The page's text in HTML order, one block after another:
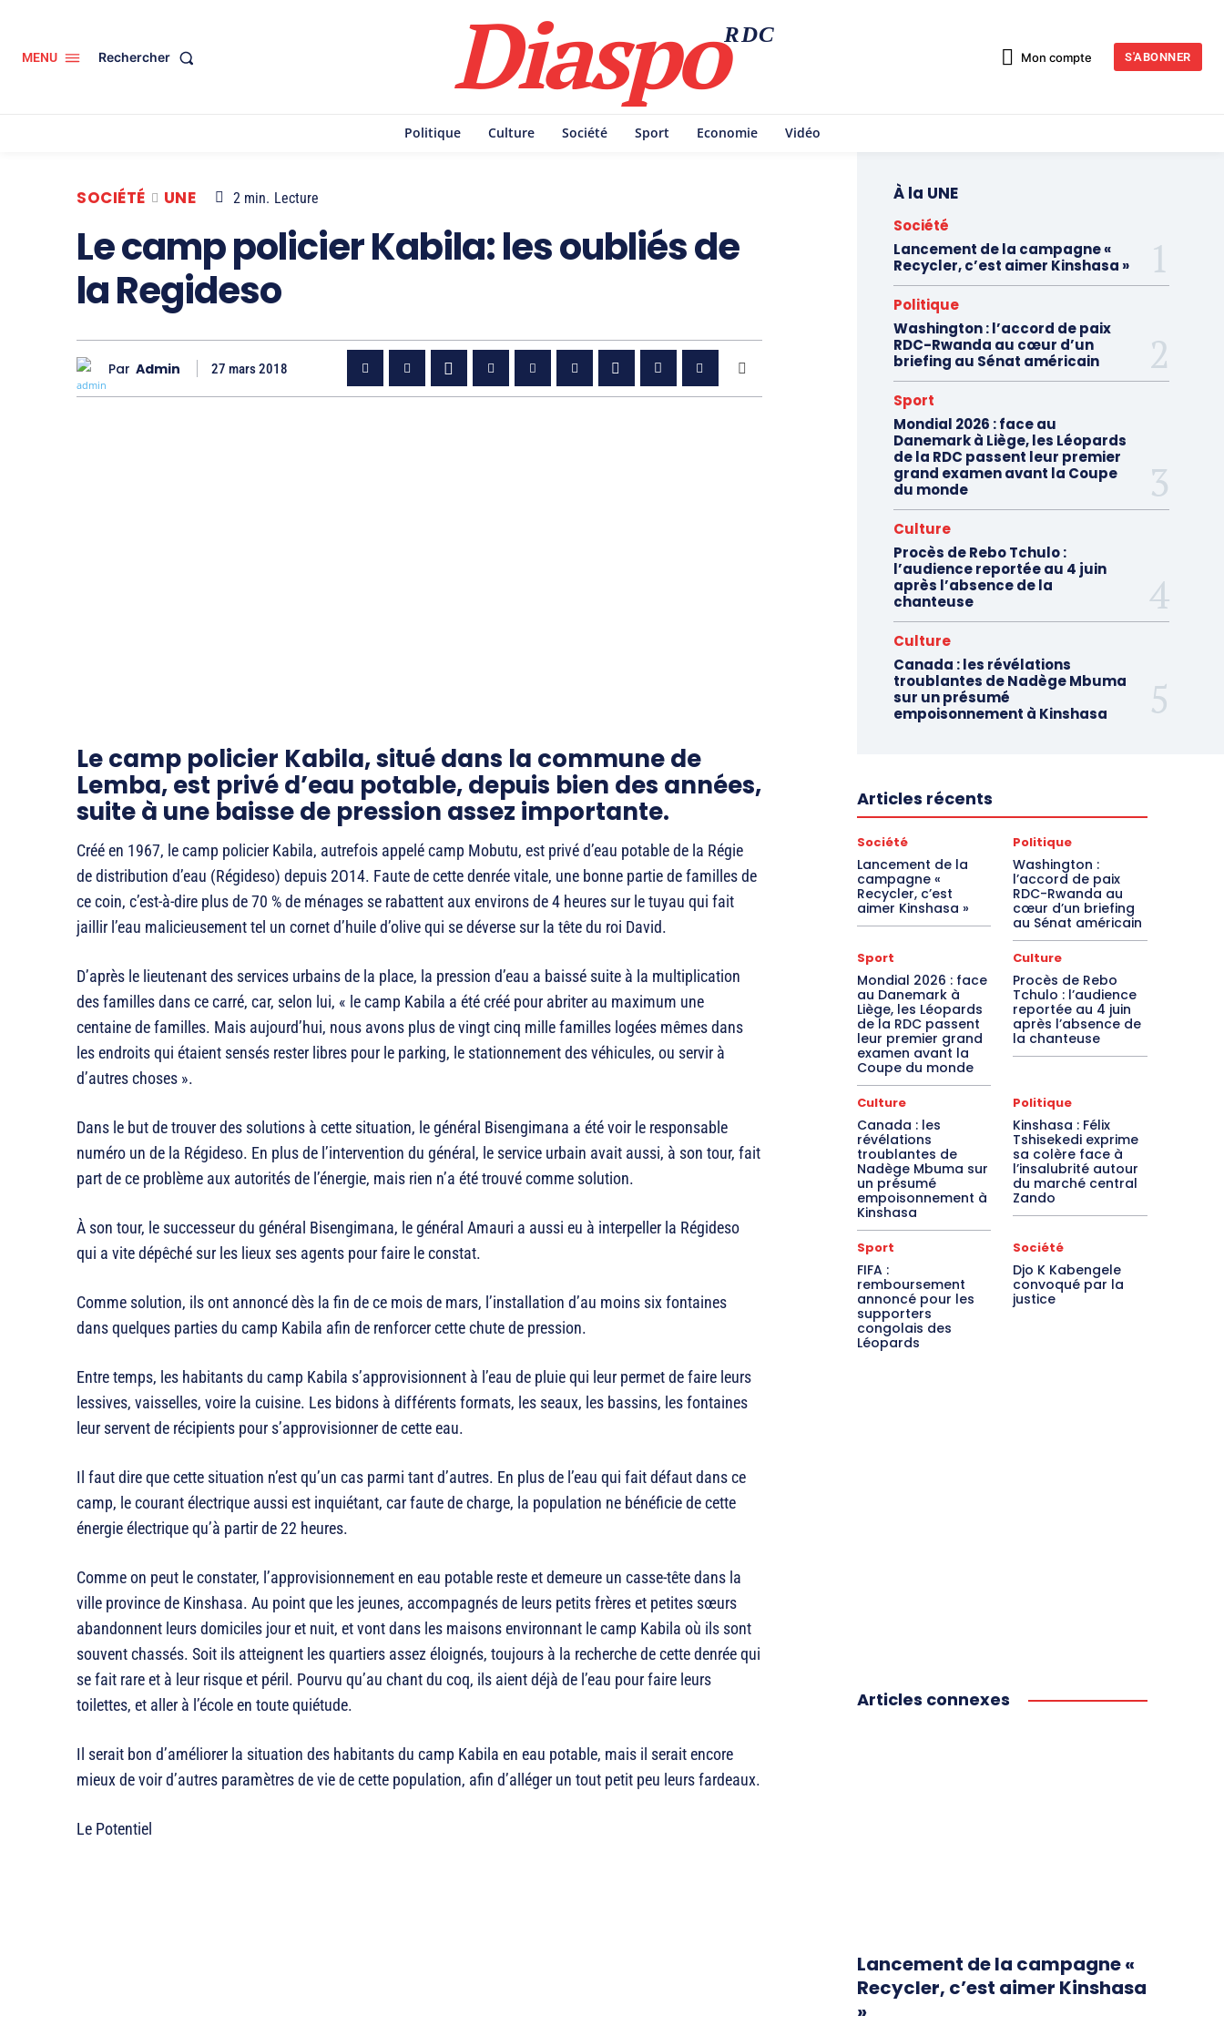
MENU Rechercher DiaspoRDC
Mon compte S'ABONNER
Politique Culture Société Sport Economie Vidéo
SOCIÉTÉ UNE 2 min. Lecture
Le camp policier Kabila: les oubliés de
la Regideso
Par Admin 27 mars 2018
Le camp policier Kabila, situé dans la commune de
Lemba, est privé d’eau potable, depuis bien des années,
suite à une baisse de pression assez importante.
Créé en 1967, le camp policier Kabila, autrefois appelé camp Mobutu, est privé d’eau potable de la Régie
de distribution d’eau (Régideso) depuis 2O14. Faute de cette denrée vitale, une bonne partie de familles de
ce coin, c’est-à-dire plus de 70 % de ménages se rabattent aux environs de 4 heures sur le tuyau qui fait
jaillir l’eau malicieusement tel un cornet d’huile d’olive qui se déverse sur la tête du roi David.
D’après le lieutenant des services urbains de la place, la pression d’eau a baissé suite à la multiplication
des familles dans ce carré, car, selon lui, « le camp Kabila a été créé pour abriter au maximum une
centaine de familles. Mais aujourd’hui, nous avons plus de vingt cinq mille familles logées mêmes dans
les endroits qui étaient sensés rester libres pour le parking, le stationnement des véhicules, ou servir à
d’autres choses ».
Dans le but de trouver des solutions à cette situation, le général Bisengimana a été voir le responsable
numéro un de la Régideso. En plus de l’intervention du général, le service urbain avait aussi, à son tour, fait
part de ce problème aux autorités de l’énergie, mais rien n’a été trouvé comme solution.
À son tour, le successeur du général Bisengimana, le général Amauri a aussi eu à interpeller la Régideso
qui a vite dépêché sur les lieux ses agents pour faire le constat.
Comme solution, ils ont annoncé dès la fin de ce mois de mars, l’installation d’au moins six fontaines
dans quelques parties du camp Kabila afin de renforcer cette chute de pression.
Entre temps, les habitants du camp Kabila s’approvisionnent à l’eau de pluie qui leur permet de faire leurs
lessives, vaisselles, voire la cuisine. Les bidons à différents formats, les seaux, les bassins, les fontaines
leur servent de récipients pour s’approvisionner de cette eau.
Il faut dire que cette situation n’est qu’un cas parmi tant d’autres. En plus de l’eau qui fait défaut dans ce
camp, le courant électrique aussi est inquiétant, car faute de charge, la population ne bénéficie de cette
énergie électrique qu’à partir de 22 heures.
Comme on peut le constater, l’approvisionnement en eau potable reste et demeure un casse-tête dans la
ville province de Kinshasa. Au point que les jeunes, accompagnés de leurs petits frères et petites sœurs
abandonnent leurs domiciles jour et nuit, et vont dans les maisons environnant le camp Kabila où ils sont
souvent chassés. Soit ils atteignent les quartiers assez éloignés, toujours à la recherche de cette denrée qui
se fait rare et à leur risque et péril. Pourvu qu’au chant du coq, ils aient déjà de l’eau pour faire leurs
toilettes, et aller à l’école en toute quiétude.
Il serait bon d’améliorer la situation des habitants du camp Kabila en eau potable, mais il serait encore
mieux de voir d’autres paramètres de vie de cette population, afin d’alléger un tout petit peu leurs fardeaux.
Le Potentiel
À la UNE
Société
Lancement de la campagne «
Recycler, c’est aimer Kinshasa »
Politique
Washington : l’accord de paix
RDC-Rwanda au cœur d’un
briefing au Sénat américain
Sport
Mondial 2026 : face au
Danemark à Liège, les Léopards
de la RDC passent leur premier
grand examen avant la Coupe
du monde
Culture
Procès de Rebo Tchulo :
l’audience reportée au 4 juin
après l’absence de la
chanteuse
Culture
Canada : les révélations
troublantes de Nadège Mbuma
sur un présumé
empoisonnement à Kinshasa
Articles récents
Société
Lancement de la
campagne «
Recycler, c’est
aimer Kinshasa »
Politique
Washington :
l’accord de paix
RDC-Rwanda au
cœur d’un briefing
au Sénat américain
Sport
Mondial 2026 : face
au Danemark à
Liège, les Léopards
de la RDC passent
leur premier grand
examen avant la
Coupe du monde
Culture
Procès de Rebo
Tchulo : l’audience
reportée au 4 juin
après l’absence de
la chanteuse
Culture
Canada : les
révélations
troublantes de
Nadège Mbuma sur
un présumé
empoisonnement à
Kinshasa
Politique
Kinshasa : Félix
Tshisekedi exprime
sa colère face à
l’insalubrité autour
du marché central
Zando
Sport
FIFA :
remboursement
annoncé pour les
supporters
congolais des
Léopards
Société
Djo K Kabengele
convoqué par la
justice
Articles connexes
Lancement de la campagne «
Recycler, c’est aimer Kinshasa
»